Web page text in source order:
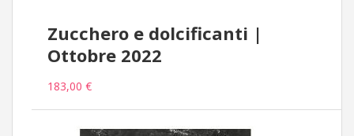
Zucchero e dolcificanti |
Ottobre 2022
183,00 €